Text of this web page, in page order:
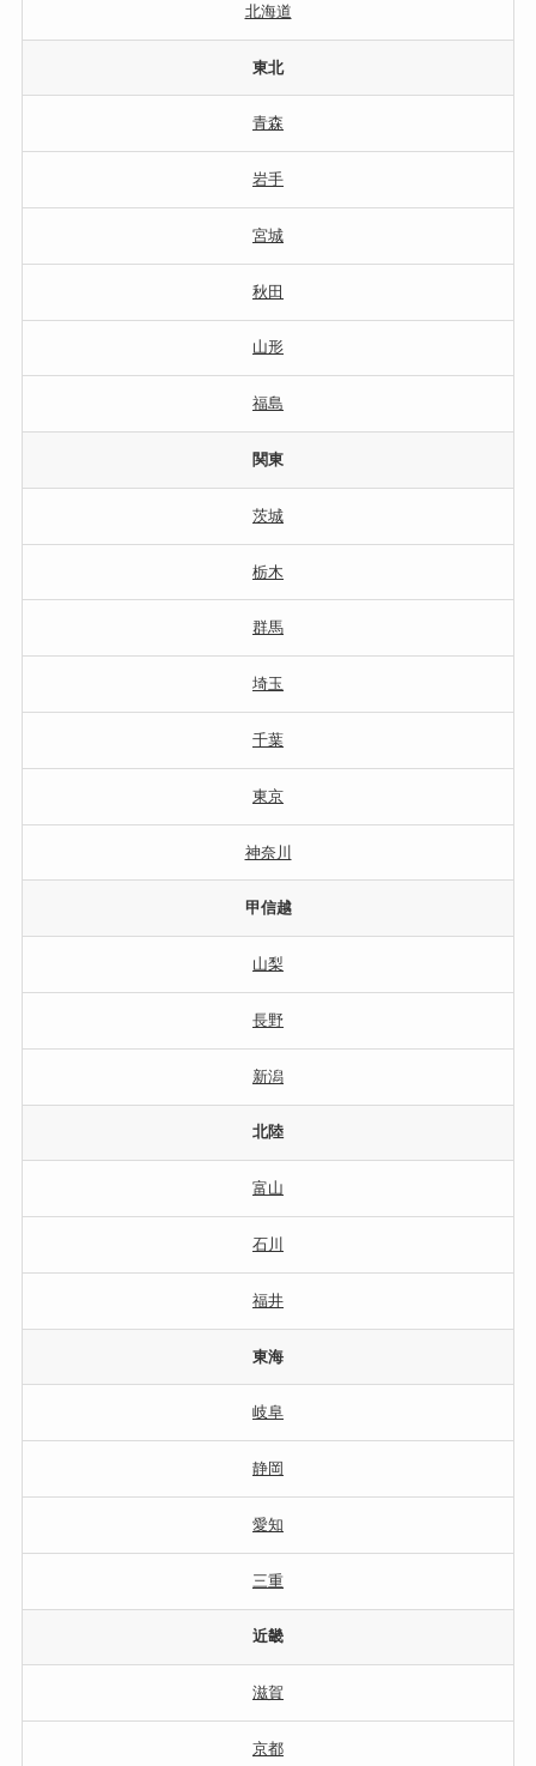
北海道
東北
青森
岩手
宮城
秋田
山形
福島
関東
茨城
栃木
群馬
埼玉
千葉
東京
神奈川
甲信越
山梨
長野
新潟
北陸
富山
石川
福井
東海
岐阜
静岡
愛知
三重
近畿
滋賀
京都